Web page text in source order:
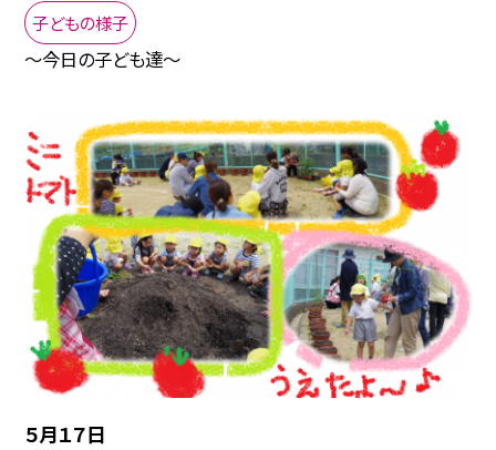
子どもの様子
〜今日の子ども達〜
５月１７日